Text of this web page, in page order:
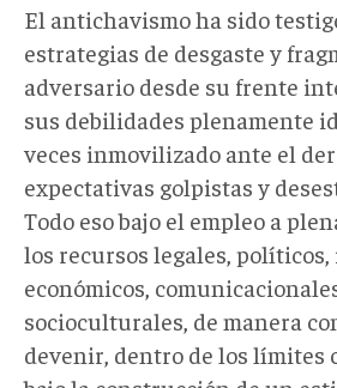
El antichavismo ha sido
estrategias de desgaste y
adversario desde su frente
sus debilidades plenamente
veces inmovilizado ante el
expectativas golpistas y
Todo eso bajo el empleo a
los recursos legales,
económicos,
socioculturales, de manera
devenir, dentro de los límites